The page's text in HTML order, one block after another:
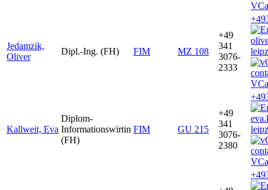
Jedamzik,
Oliver
Dipl.-Ing. (FH) FIM MZ 108
+49
341
3076-
2333
Kallweit, Eva
Diplom-
Informationswirtin
(FH)
FIM GU 215
+49
341
3076-
2380